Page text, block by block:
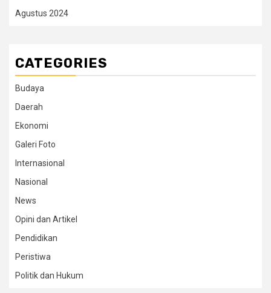
Agustus 2024
CATEGORIES
Budaya
Daerah
Ekonomi
Galeri Foto
Internasional
Nasional
News
Opini dan Artikel
Pendidikan
Peristiwa
Politik dan Hukum